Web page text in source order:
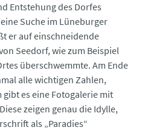
Entstehung des Dorfes
Suche im Lüneburger
er auf einschneidende
Seedorf, wie zum Beispiel
überschwemmte. Am Ende
alle wichtigen Zahlen,
gibt es eine Fotogalerie mit
zeigen genau die Idylle,
als „Paradies“